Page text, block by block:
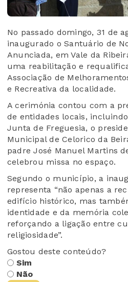
No passado domingo, 31 de
inaugurado o Santuário de
Anunciada, em Vale da
uma reabilitação e
Associação de
e Recreativa da localidade.
A cerimónia contou com a
de entidades locais,
Junta de Freguesia, o
Municipal de Celorico da
padre José Manuel Martins
celebrou missa no espaço.
Segundo o município, a
representa “não apenas a
edifício histórico, mas
identidade e da memória
reforçando a ligação entre
religiosidade”.
Gostou deste conteúdo?
Sim
Não